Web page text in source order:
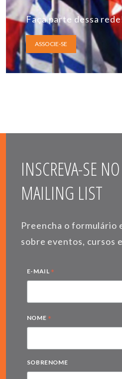
Faça parte dessa
ASSOCIE-SE
INSCREVA-SE
MAILING LIST
Preencha o formulário
sobre eventos, cursos
E-MAIL *
NOME *
SOBRENOME